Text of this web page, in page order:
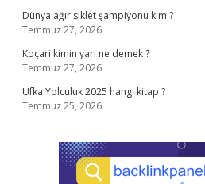
Dünya ağır sıklet şampiyonu kim ?
Temmuz 27, 2026
Koçari kimin yarı ne demek ?
Temmuz 27, 2026
Ufka Yolculuk 2025 hangi kitap ?
Temmuz 25, 2026